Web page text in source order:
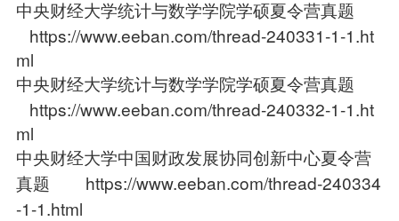
中央财经大学统计与数学学院学硕夏令营真题
https://www.eeban.com/thread-240331-1-1.ht
ml
中央财经大学统计与数学学院学硕夏令营真题
https://www.eeban.com/thread-240332-1-1.ht
ml
中央财经大学中国财政发展协同创新中心夏令营
真题 https://www.eeban.com/thread-240334
-1-1.html